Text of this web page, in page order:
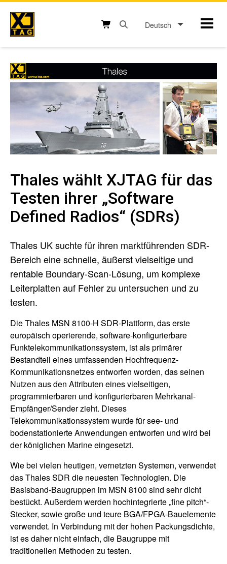
Skip
content
Deutsch
Thales wählt XJTAG für das
Testen ihrer „Software
Defined Radios“ (SDRs)
Thales UK suchte für ihren marktführenden SDR-
Bereich eine schnelle, äußerst vielseitige und
rentable Boundary-Scan-Lösung, um komplexe
Leiterplatten auf Fehler zu untersuchen und zu
testen.
Die Thales MSN 8100-H SDR-Plattform, das erste
europäisch operierende, software-konfigurierbare
Funktelekommunikationssystem, ist als primärer
Bestandteil eines umfassenden Hochfrequenz-
Kommunikationsnetzes entworfen worden, das seinen
Nutzen aus den Attributen eines vielseitigen,
programmierbaren und konfigurierbaren Mehrkanal-
Empfänger/Sender zieht. Dieses
Telekommunikationssystem wurde für see- und
bodenstationierte Anwendungen entworfen und wird bei
der königlichen Marine eingesetzt.
Wie bei vielen heutigen, vernetzten Systemen, verwendet
das Thales SDR die neuesten Technologien. Die
Basisband-Baugruppen im MSN 8100 sind sehr dicht
bestückt. Außerdem werden hochintegrierte „fine pitch“-
Stecker, sowie große und teure BGA/FPGA-Bauelemente
verwendet. In Verbindung mit der hohen Packungsdichte,
ist es daher nicht einfach, die Baugruppe mit
traditionellen Methoden zu testen.